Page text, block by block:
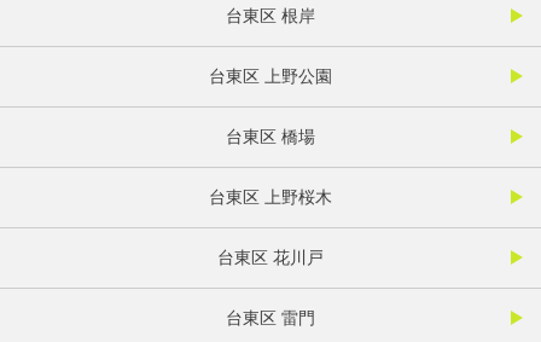
台東区 根岸
台東区 上野公園
台東区 橋場
台東区 上野桜木
台東区 花川戸
台東区 雷門